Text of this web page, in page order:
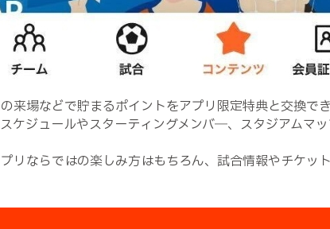
来場などで貯まるポイントをアプリ限定特典と交換で
ケジュールやスターティングメンバ―、スタジアムマ
リならではの楽しみ方はもちろん、試合情報やチケッ